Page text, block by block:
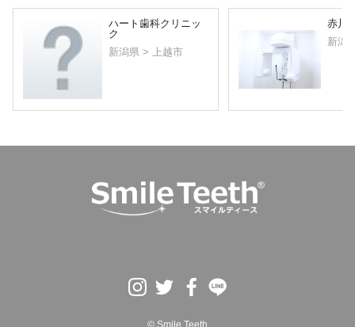
ハート歯科クリニッ
ク
新潟県 > 上越市
赤川
新潟
© Smile Teeth